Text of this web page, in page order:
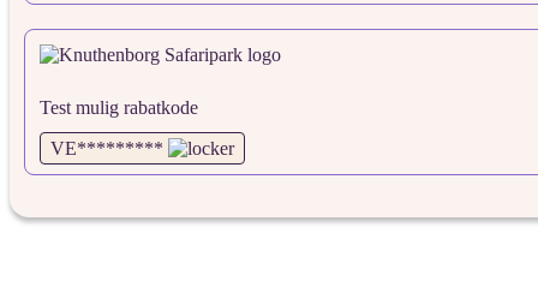
Test mulig rabatkode
VE*********